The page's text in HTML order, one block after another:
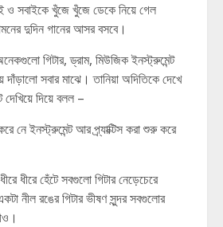
ও সবাইকে খুঁজে খুঁজে ডেকে নিয়ে গেল
দুদিন গানের আসর বসবে।
গিটার, ড্রাম, মিউজিক ইনস্ট্রুমেন্ট
সবার মাঝে। তানিয়া অদিতিকে দেখে
দেখিয়ে দিয়ে বলল –
নে ইনস্ট্রুমেন্ট আর প্র্যাক্টিস করা শুরু করে
ধীরে হেঁটে সবগুলো গিটার নেড়েচেরে
নীল রঙের গিটার ভীষণ সুন্দর সবগুলোর